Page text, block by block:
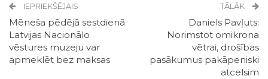
IEPRIEKŠĒJAIS
Mēneša pēdējā sestdienā
Latvijas Nacionālo
vēstures muzeju var
apmeklēt bez maksas
TĀLĀK
Daniels Pavļuts:
Norimstot omikrona
vētrai, drošības
pasākumus pakāpeniski
atcelsim